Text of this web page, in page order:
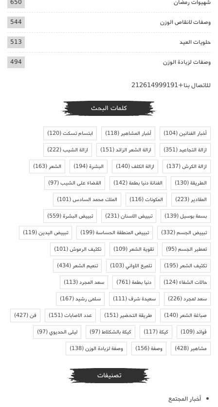
شهيوات رمضان 650
وصفات لانقاص الوزن 544
حلويات العيد 513
وصفات لزيادة الوزن 494
للاتصال بنا+212614999191
كلمات البحث
أخبار الفنانين(104) أخبار المشاهير(118) ابتسام تسكت(120)
ازالة التجاعيد(351) ازالة الشعر الزائد(151) ازالة الشيب(222)
ازالة الكرش(137) ازالة الكلف(140) البشرة(194) الشعر(163)
الطريقة(130) الفنانة دنيا بطمة(142) القضاء على الشيب(97)
المقادير(223) المكونات(116) الملك محمد السادس(101)
بسمة بوسيل(139) تبييض الاسنان(231) تبييض البشرة(559)
تبييض الجسم(332) تبييض المنطقة الحساسة(199) تبييض اليدين(119)
تعطير الجسم(95) تقوية الشعر(109) تكثيف الرموش(101)
تكثيف الشعر(195) تلميع الاواني(103) تنعيم الشعر(434)
حالات الشفاء(124) دنيا بطمة(761) سعد المجرد(113)
سعد لمجرد(226) سعيدة شرف(111) سلمى رشيد(167)
صباغة الشعر(140) طريقة التحضير(151) عدد الاصابات(151) فن(427)
فوائد(109) كيكة(117) كيكة بالشكلاط(97) ليلى الحديوي(97)
مشاهير(428) وصفة(156) وصفة لزيادة الوزن(138)
تصنيفات
أخبار المجتمع